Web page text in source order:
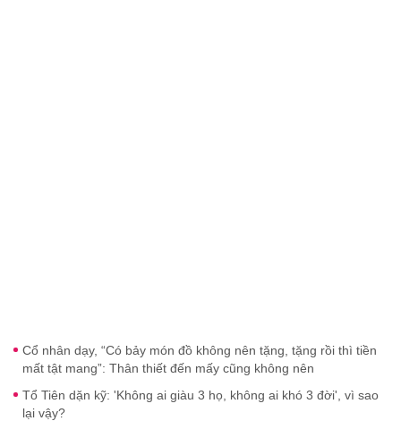
Cổ nhân dạy, “Có bảy món đồ không nên tặng, tặng rồi thì tiền
mất tật mang”: Thân thiết đến mấy cũng không nên
Tổ Tiên dặn kỹ: 'Không ai giàu 3 họ, không ai khó 3 đời', vì sao
lại vậy?